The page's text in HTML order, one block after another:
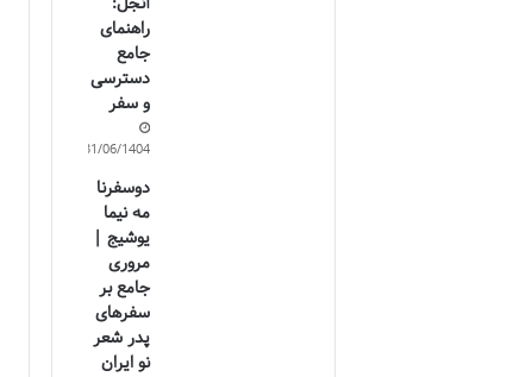
راهنمای
جامع
دسترسی
و سفر
31/06/1404
دوسفرنا
مه نیما
یوشیج |
مروری
جامع بر
سفرهای
پدر شعر
نو ایران